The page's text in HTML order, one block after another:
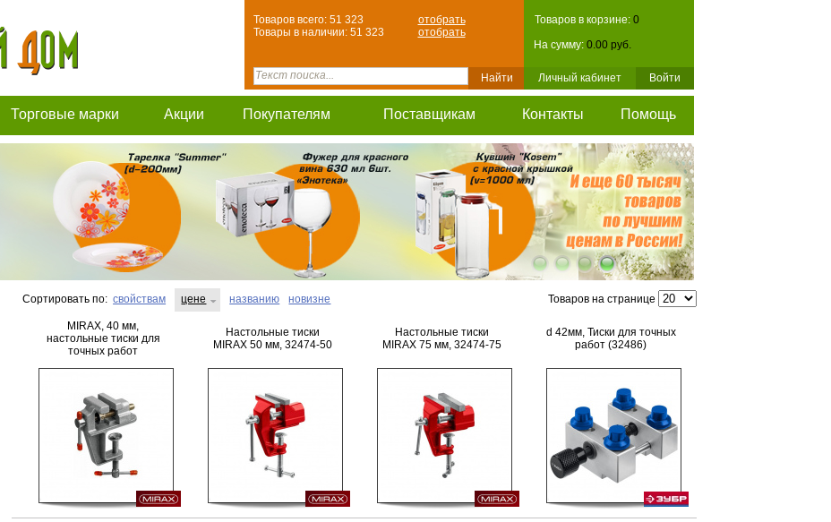
Товаров в корзине: 0
На сумму: 0.00 руб.
Личный кабинет Войти
Товаров всего: 51 323
отобрать
Товары в наличии: 51 323
отобрать
Торговые марки Акции Покупателям Поставщикам Контакты Помощь
Сортировать по: свойствам цене названию новизне Товаров на странице
MIRAX, 40 мм,
настольные тиски для
точных работ
Настольные тиски
MIRAX 50 мм, 32474-50
Настольные тиски
MIRAX 75 мм, 32474-75
d 42мм, Тиски для точных
работ (32486)